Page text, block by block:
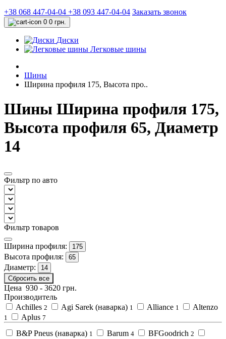
+38 068 447-04-04 +38 093 447-04-04 Заказать звонок
0 0 грн.
Диски
Легковые шины
Шины
Ширина профиля 175, Высота про..
Шины Ширина профиля 175,
Высота профиля 65, Диаметр
14
Фильтр по авто
Фильтр товаров
Ширина профиля: 175
Высота профиля: 65
Диаметр:
14
Сбросить все
Цена 930 - 3620 грн.
Производитель
Achilles 2 Agi Sarek (наварка) 1 Alliance 1 Altenzo
1 Aplus 7
B&P Pneus (наварка) 1 Barum 4 BFGoodrich 2